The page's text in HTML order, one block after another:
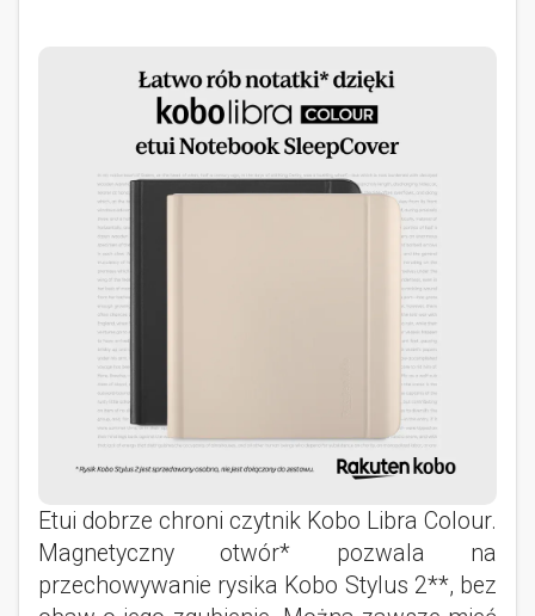
Etui dobrze chroni czytnik Kobo Libra Colour.
Magnetyczny otwór* pozwala na
przechowywanie rysika Kobo Stylus 2**, bez